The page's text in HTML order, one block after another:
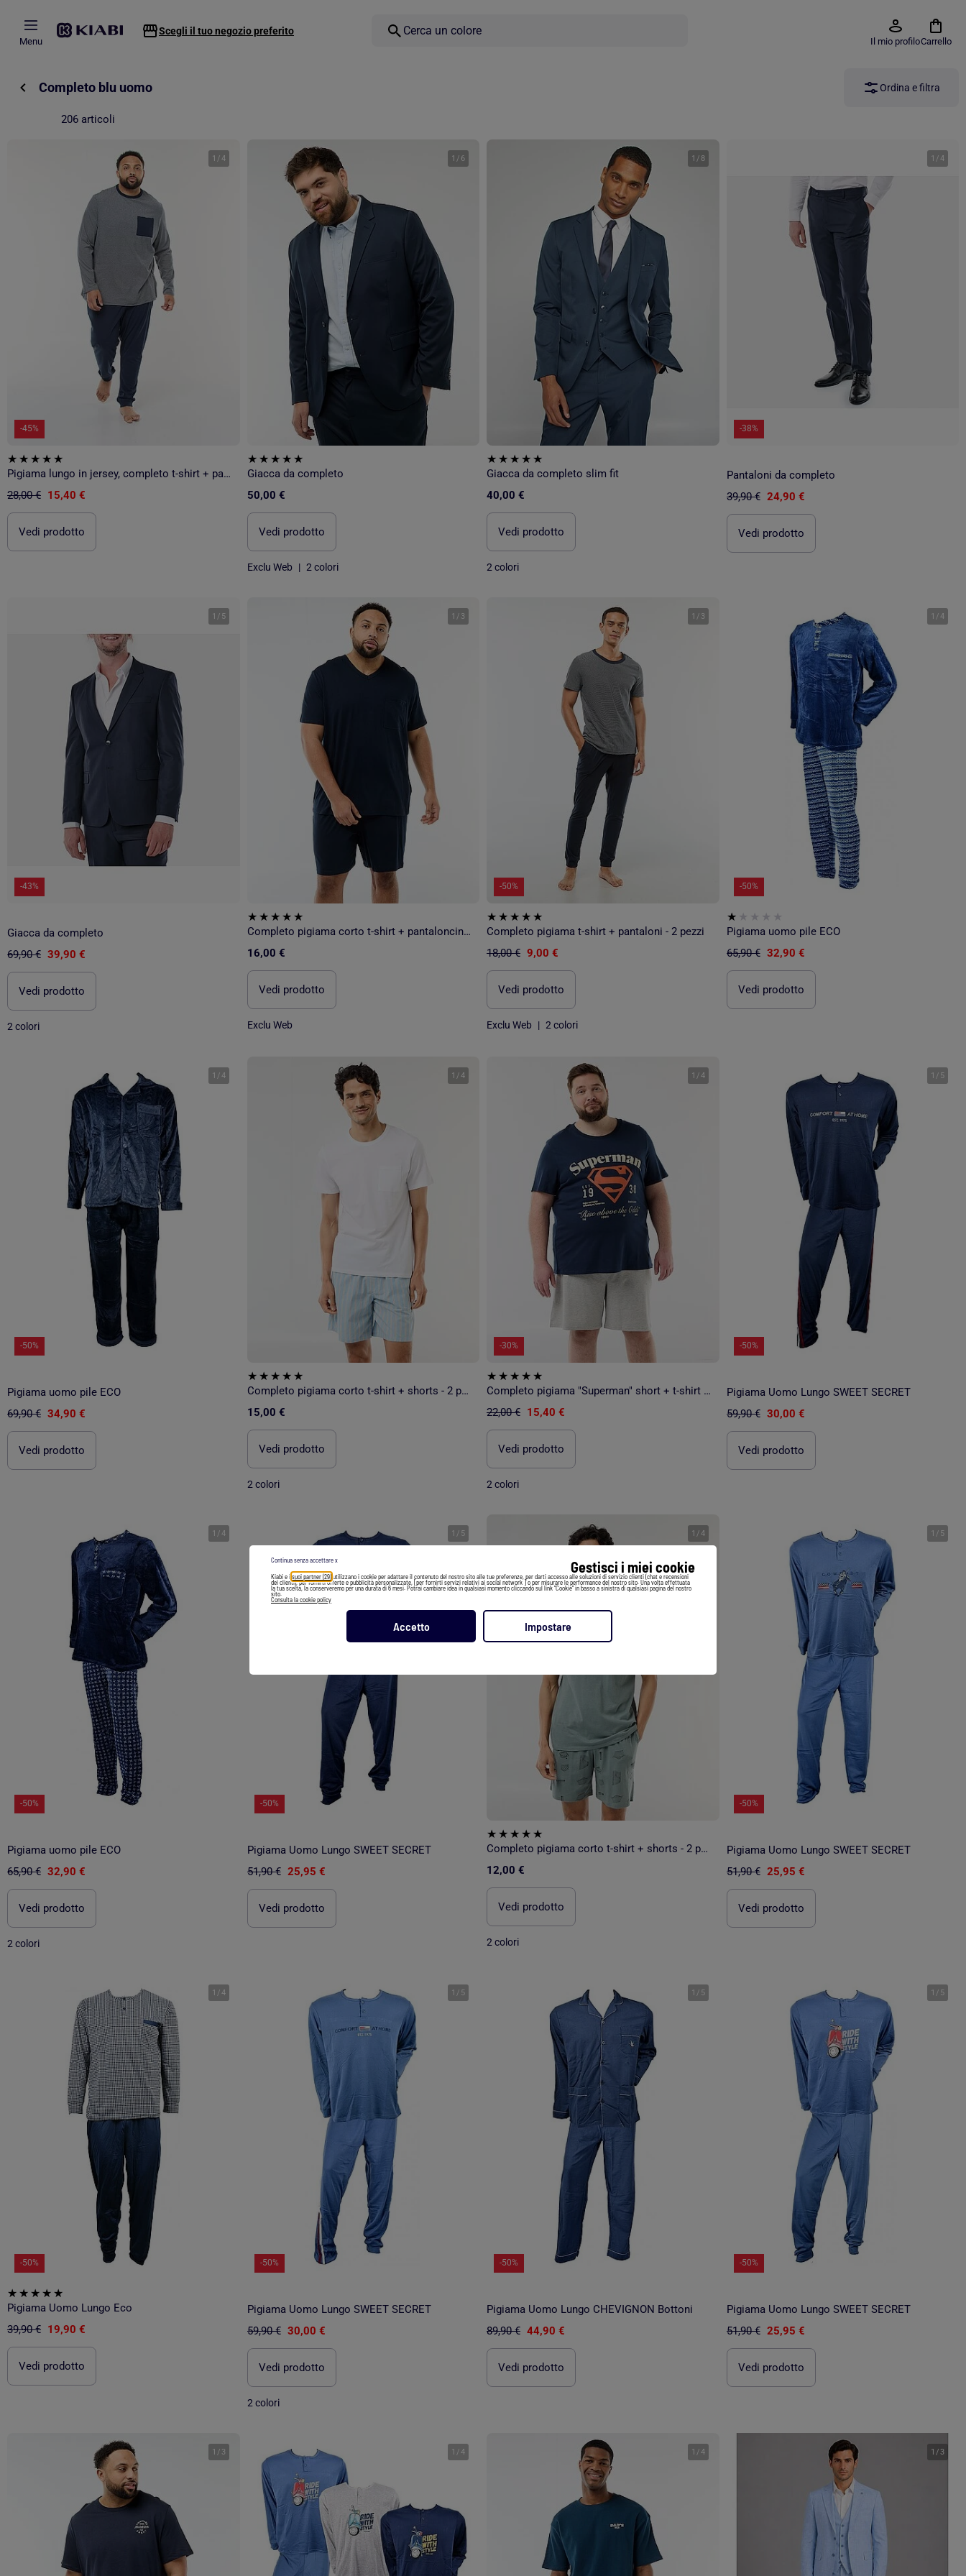
Gestisci i miei cookie
Kiabi e i suoi partner (29) utilizzano i cookie per adattare il contenuto del nostro sito alle tue preferenze, per darti accesso alle soluzioni di servizio clienti (chat e recensioni
dei clienti), per fornirti offerte e pubblicità personalizzate, [per fornirti servizi relativi ai social network ] o per misurare le performance del nostro sito. Una volta effettuata
la tua scelta, la conserveremo per una durata di 6 mesi. Potrai cambiare idea in qualsiasi momento cliccando sul link "Cookie" in basso a sinistra di qualsiasi pagina del nostro
sito.
Consulta la cookie policy
Accetto Impostare
Continua senza accettare x
Menu
Scegli il tuo negozio preferito
Il mio profiloCarrello
Completo blu uomo Ordina e filtra
206 articoli
1 /4
-45%
Pigiama lungo in jersey, completo t-shirt + pantaloni - 2 pezzi
28,00 € 15,40 €
Vedi prodotto
1 / 6
Giacca da completo
50,00 €
Vedi prodotto
Exclu Web | 2 colori
1 / 8
Giacca da completo slim fit
40,00 €
Vedi prodotto
2 colori
1 /4
-38%
Pantaloni da completo
39,90 € 24,90 €
Vedi prodotto
1 / 5
-43%
Giacca da completo
69,90 € 39,90 €
Vedi prodotto
2 colori
1 / 3
Completo pigiama corto t-shirt + pantaloncini - 2 pezzi
16,00 €
Vedi prodotto
Exclu Web
1 / 3
-50%
Completo pigiama t-shirt + pantaloni - 2 pezzi
18,00 € 9,00 €
Vedi prodotto
Exclu Web | 2 colori
1 /4
-50%
Pigiama uomo pile ECO
65,90 € 32,90 €
Vedi prodotto
1 /4
-50%
Pigiama uomo pile ECO
69,90 € 34,90 €
Vedi prodotto
1 /4
Completo pigiama corto t-shirt + shorts - 2 pezzi
15,00 €
Vedi prodotto
2 colori
1 /4
-30%
Completo pigiama "Superman" short + t-shirt - 2 pezzi
22,00 € 15,40 €
Vedi prodotto
2 colori
1 / 5
-50%
Pigiama Uomo Lungo SWEET SECRET
59,90 € 30,00 €
Vedi prodotto
1 /4
-50%
Pigiama uomo pile ECO
65,90 € 32,90 €
Vedi prodotto
2 colori
1 / 5
-50%
Pigiama Uomo Lungo SWEET SECRET
51,90 € 25,95 €
Vedi prodotto
1 /4
Completo pigiama corto t-shirt + shorts - 2 pezzi
12,00 €
Vedi prodotto
2 colori
1 / 5
-50%
Pigiama Uomo Lungo SWEET SECRET
51,90 € 25,95 €
Vedi prodotto
1 /4
-50%
Pigiama Uomo Lungo Eco
39,90 € 19,90 €
Vedi prodotto
1 / 5
-50%
Pigiama Uomo Lungo SWEET SECRET
59,90 € 30,00 €
Vedi prodotto
2 colori
1 / 5
-50%
Pigiama Uomo Lungo CHEVIGNON Bottoni
89,90 € 44,90 €
Vedi prodotto
1 / 5
-50%
Pigiama Uomo Lungo SWEET SECRET
51,90 € 25,95 €
Vedi prodotto
1 / 3 1 /4 1 /4 1 /3